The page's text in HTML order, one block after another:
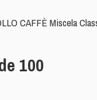
CAFFÈ Miscela
100